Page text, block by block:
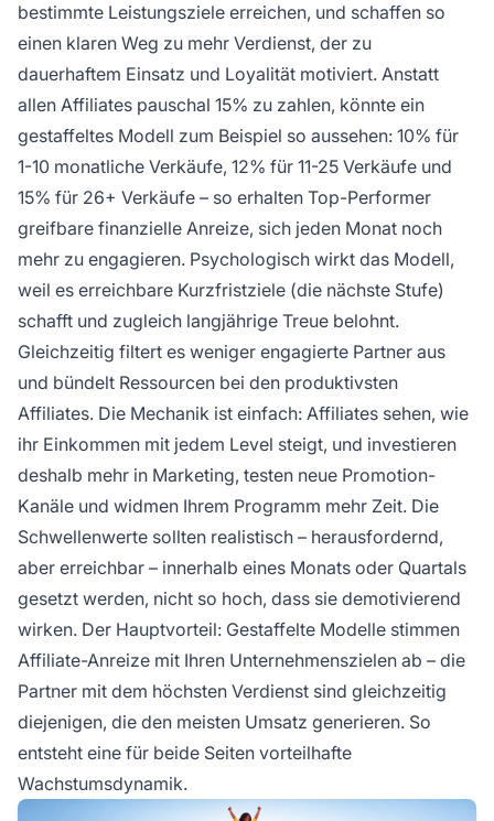
bestimmte Leistungsziele erreichen, und schaffen so
einen klaren Weg zu mehr Verdienst, der zu
dauerhaftem Einsatz und Loyalität motiviert. Anstatt
allen Affiliates pauschal 15% zu zahlen, könnte ein
gestaffeltes Modell zum Beispiel so aussehen: 10% für
1-10 monatliche Verkäufe, 12% für 11-25 Verkäufe und
15% für 26+ Verkäufe – so erhalten Top-Performer
greifbare finanzielle Anreize, sich jeden Monat noch
mehr zu engagieren. Psychologisch wirkt das Modell,
weil es erreichbare Kurzfristziele (die nächste Stufe)
schafft und zugleich langjährige Treue belohnt.
Gleichzeitig filtert es weniger engagierte Partner aus
und bündelt Ressourcen bei den produktivsten
Affiliates. Die Mechanik ist einfach: Affiliates sehen, wie
ihr Einkommen mit jedem Level steigt, und investieren
deshalb mehr in Marketing, testen neue Promotion-
Kanäle und widmen Ihrem Programm mehr Zeit. Die
Schwellenwerte sollten realistisch – herausfordernd,
aber erreichbar – innerhalb eines Monats oder Quartals
gesetzt werden, nicht so hoch, dass sie demotivierend
wirken. Der Hauptvorteil: Gestaffelte Modelle stimmen
Affiliate-Anreize mit Ihren Unternehmenszielen ab – die
Partner mit dem höchsten Verdienst sind gleichzeitig
diejenigen, die den meisten Umsatz generieren. So
entsteht eine für beide Seiten vorteilhafte
Wachstumsdynamik.